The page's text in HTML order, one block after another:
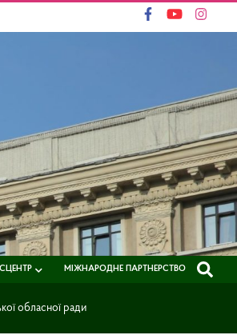
МІЖНАРОДНЕ ПАРТНЕРСТВО
обласної ради